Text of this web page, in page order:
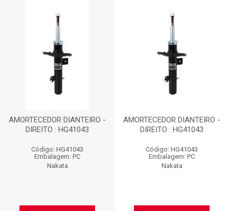
AMORTECEDOR DIANTEIRO -
DIREITO : HG41043
Código: HG41043
Embalagem: PC
Nakata
AMORTECEDOR DIANTEIRO -
DIREITO : HG41043
Código: HG41043
Embalagem: PC
Nakata